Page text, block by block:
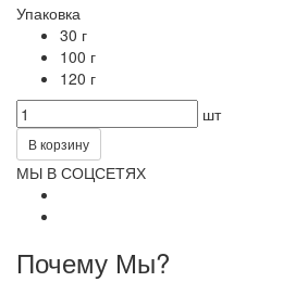
Упаковка
30 г
100 г
120 г
шт
В корзину
МЫ В СОЦСЕТЯХ
Почему Мы?